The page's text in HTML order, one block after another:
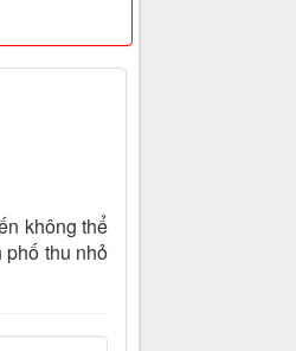
không thể
phố thu nhỏ